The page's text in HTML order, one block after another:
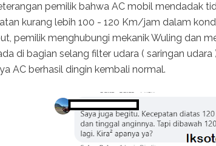
pemilik bahwa AC mobil mendadak
kurang lebih 100 - 120 Km/jam dalam
pemilik menghubungi mekanik Wuling dan
di bagian selang filter udara ( saringan
AC berhasil dingin kembali normal.